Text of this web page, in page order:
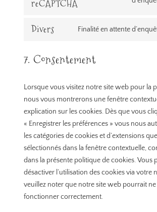
reCAPTCHA
Divers Finalité en attente
7. Consentement
Lorsque vous visitez notre site web pour la
nous vous montrerons une fenêtre
explication sur les cookies. Dès que vous
« Enregistrer les préférences » vous nous
les catégories de cookies et d’extensions
sélectionnés dans la fenêtre contextuelle,
dans la présente politique de cookies. Vous
désactiver l’utilisation des cookies via votre
veuillez noter que notre site web pourrait
fonctionner correctement.